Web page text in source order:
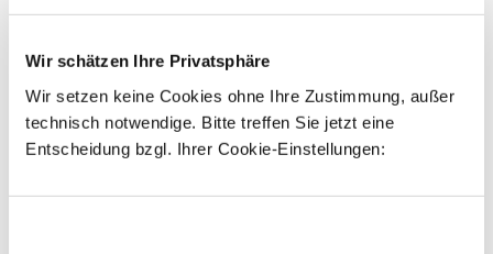
Wir schätzen Ihre Privatsphäre
Wir setzen keine Cookies ohne Ihre Zustimmung, außer
technisch notwendige. Bitte treffen Sie jetzt eine
Entscheidung bzgl. Ihrer Cookie-Einstellungen:
S4005
Auflageträger
Kaltgewalztes Kastenprofil
Angeschweißte Vier-Finger-Einhängelasche zur
Inkl. zwei Sicherungsstiften je Auflageträger